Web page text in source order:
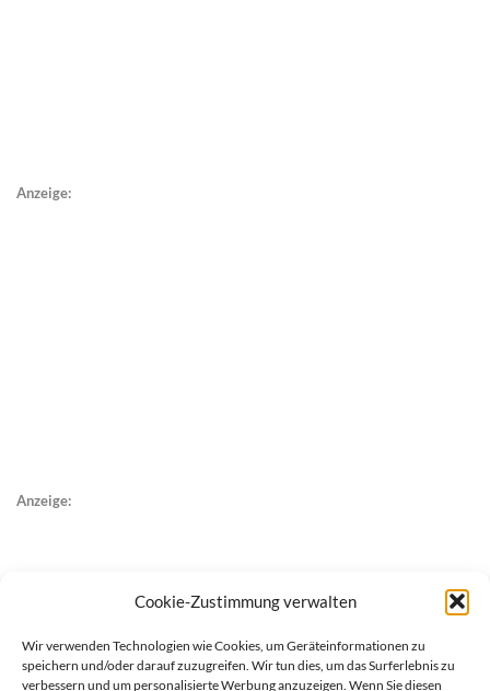
Cookie-Zustimmung verwalten
Wir verwenden Technologien wie Cookies, um Geräteinformationen zu
speichern und/oder darauf zuzugreifen. Wir tun dies, um das Surferlebnis zu
verbessern und um personalisierte Werbung anzuzeigen. Wenn Sie diesen
Anzeige:
Anzeige: